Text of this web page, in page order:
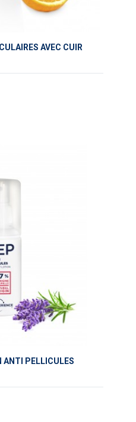
AVEC CUIR
ANTI PELLICULES